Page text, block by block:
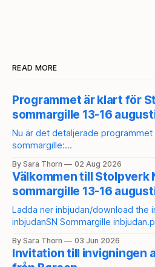
READ MORE
Programmet är klart för
sommargille 13-16
Nu är det detaljerade
sommargille:
usp=sharing Anmäl dig här:
https://secure.tickster.com/sv/
s För att bli medlem i Stolpverk Norden:
https://stolpverk.org/
By Sara Thorn 02 Aug 2026
Välkommen till Stolpverk
sommargille 13-16
Ladda ner inbjudan/download the invitation: SN
inbjudanSN Sommargille
KBdownload-circle Direktlänk till anmälan/direct link to the
sign-up:
By Sara Thorn 03 Jun 2026
Invitation till invigningen